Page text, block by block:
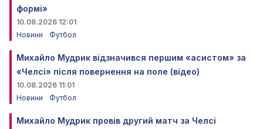
формі»
10.08.2026 12:01
Новини
Футбол
Михайло Мудрик відзначився першим «асистом» за
«Челсі» після повернення на поле (відео)
10.08.2026 11:01
Новини
Футбол
Михайло Мудрик провів другий матч за Челсі